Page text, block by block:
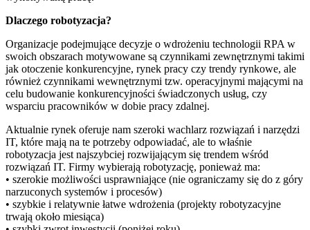
Dlaczego robotyzacja?
Organizacje podejmujące decyzje o wdrożeniu technologii RPA w
swoich obszarach motywowane są czynnikami zewnętrznymi takimi
jak otoczenie konkurencyjne, rynek pracy czy trendy rynkowe, ale
również czynnikami wewnętrznymi tzw. operacyjnymi mającymi na
celu budowanie konkurencyjności świadczonych usług, czy
wsparciu pracowników w dobie pracy zdalnej.
Aktualnie rynek oferuje nam szeroki wachlarz rozwiązań i narzędzi
IT, które mają na te potrzeby odpowiadać, ale to właśnie
robotyzacja jest najszybciej rozwijającym się trendem wśród
rozwiązań IT. Firmy wybierają robotyzację, ponieważ ma:
• szerokie możliwości usprawniające (nie ograniczamy się do z góry
narzuconych systemów i procesów)
• szybkie i relatywnie łatwe wdrożenia (projekty robotyzacyjne
trwają około miesiąca)